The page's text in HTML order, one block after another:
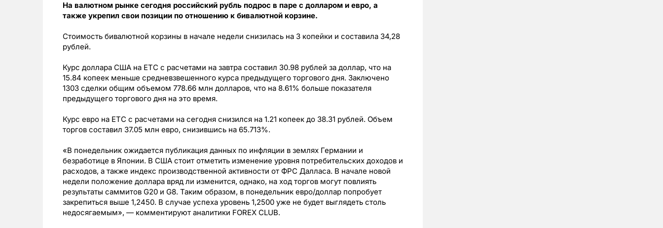
На валютном рынке сегодня российский рубль подрос в паре с долларом и евро, а
также укрепил свои позиции по отношению к бивалютной корзине.
Стоимость бивалютной корзины в начале недели снизилась на 3 копейки и составила 34,28
рублей.
Курс доллара США на ЕТС с расчетами на завтра составил 30.98 рублей за доллар, что на
15.84 копеек меньше средневзвешенного курса предыдущего торгового дня. Заключено
1303 сделки общим объемом 778.66 млн долларов, что на 8.61% больше показателя
предыдущего торгового дня на это время.
Курс евро на ЕТС с расчетами на сегодня снизился на 1.21 копеек до 38.31 рублей. Объем
торгов составил 37.05 млн евро, снизившись на 65.713%.
«В понедельник ожидается публикация данных по инфляции в землях Германии и
безработице в Японии. В США стоит отметить изменение уровня потребительских доходов и
расходов, а также индекс производственной активности от ФРС Далласа. В начале новой
недели положение доллара вряд ли изменится, однако, на ход торгов могут повлиять
результаты саммитов G20 и G8. Таким образом, в понедельник евро/доллар попробует
закрепиться выше 1,2450. В случае успеха уровень 1,2500 уже не будет выглядеть столь
недосягаемым», — комментируют аналитики FOREX CLUB.